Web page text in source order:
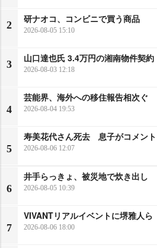
2
研ナオコ、コンビニで買う商品
2026-08-05 15:10
3
山口達也氏 3.4万円の湘南物件契約
2026-08-03 12:18
4
芸能界、海外への移住報告相次ぐ
2026-08-04 19:53
5
寿美花代さん死去 息子がコメント
2026-08-06 12:07
6
井手らっきょ、被災地で炊き出し
2026-08-05 10:39
7
VIVANTリアルイベントに堺雅人ら
2026-08-06 18:00